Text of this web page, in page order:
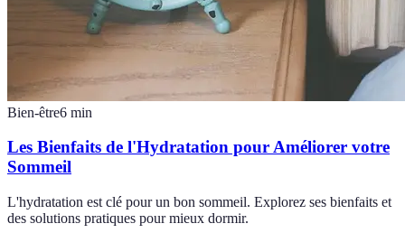
Bien-être6 min
Les Bienfaits de l'Hydratation pour Améliorer votre
Sommeil
L'hydratation est clé pour un bon sommeil. Explorez ses bienfaits et
des solutions pratiques pour mieux dormir.